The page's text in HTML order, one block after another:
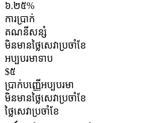
៦.២៥%
ការប្រាក់
គណនី​សន្សំ
មិនមានថ្លៃសេវាប្រចាំខែ
អប្បបរមាទាប
$៥
ប្រាក់បញ្ញើអប្បបរមា
មិនមានថ្លៃសេវាប្រចាំខែ
ថ្លៃសេវាប្រចាំខែ